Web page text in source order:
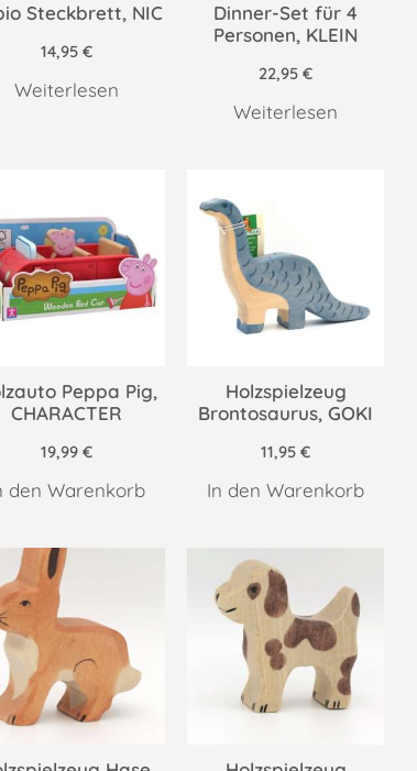
Steckbrett, NIC
14,95€
Weiterlesen
Dinner-Set für 4
Personen, KLEIN
22,95€
Weiterlesen
Peppa Pig,
CHARACTER
19,99€
den Warenkorb
Holzspielzeug
Brontosaurus, GOKI
11,95€
In den Warenkorb